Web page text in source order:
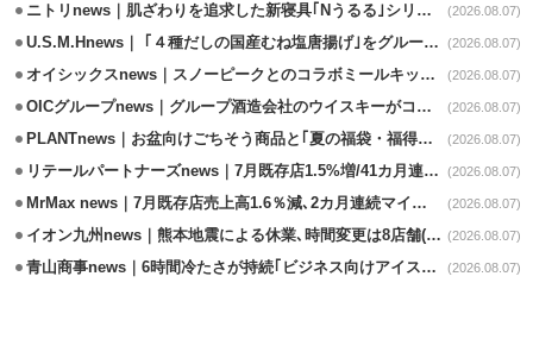
ニトリnews｜肌ざわりを追求した新寝具｢Nうるる｣シリーズを発売 (2026.08.07)
U.S.M.Hnews｜ ｢４種だしの国産むね塩唐揚げ｣をグループ610店で共同販促 (2026.08.07)
オイシックスnews｜スノーピークとのコラボミールキット8/13発売 (2026.08.07)
OICグループnews｜グループ酒造会社のウイスキーがコンペティション受賞 (2026.08.07)
PLANTnews｜お盆向けごちそう商品と｢夏の福袋・福得カート｣8/8から開催 (2026.08.07)
リテールパートナーズnews｜7月既存店1.5%増/41カ月連続増 (2026.08.07)
MrMax news｜7月既存店売上高1.6％減､2カ月連続マイナス (2026.08.07)
イオン九州news｜熊本地震による休業､時間変更は8店舗(8/7時点) (2026.08.07)
青山商事news｜6時間冷たさが持続｢ビジネス向けアイスベスト｣発売 (2026.08.07)